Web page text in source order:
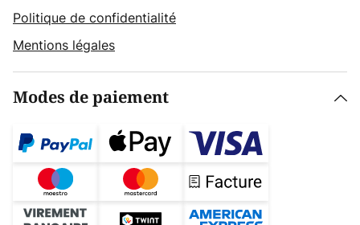
Politique de confidentialité
Mentions légales
Modes de paiement